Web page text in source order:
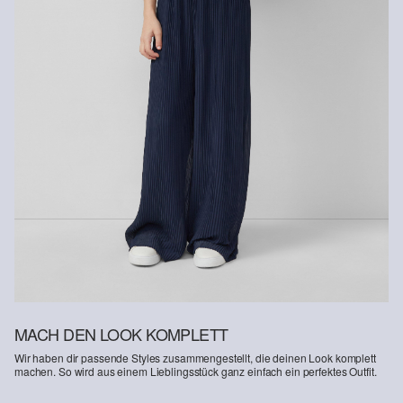
Um einen Beitrag zum Kreislaufprinzip in der Textilproduktion zu
leisten, setzen wir vermehrt recyceltes Fasermaterial in unseren
Enthält recyceltes Polyester: Dieses Produkt enthält recyceltes
Polyester, hergestellt aus recyceltem Kunststoff wie PET-Flaschen
oder recycelten Fasern, die aus gebrauchter Kleidung gewonnen
MACH DEN LOOK KOMPLETT
Wir haben dir passende Styles zusammengestellt, die deinen Look komplett
machen. So wird aus einem Lieblingsstück ganz einfach ein perfektes Outfit.